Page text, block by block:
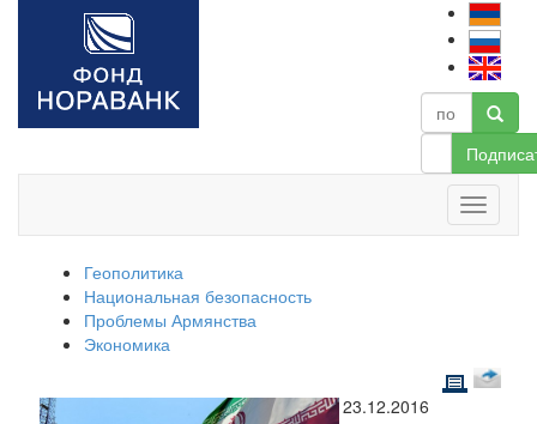
Геополитика
Национальная безопасность
Проблемы Армянства
Экономика
23.12.2016